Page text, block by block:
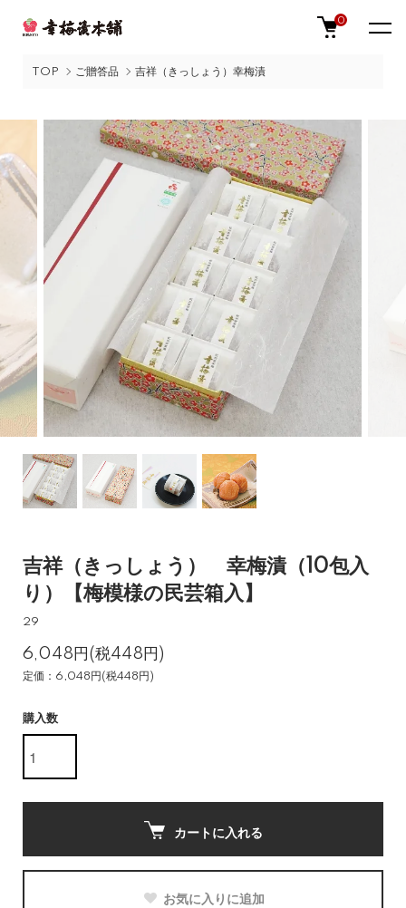
0
TOP ご贈答品 吉祥（きっしょう）幸梅漬
吉祥（きっしょう） 幸梅漬（10包入
り）【梅模様の民芸箱入】
29
6,048円(税448円)
定価：6,048円(税448円)
購入数
カートに入れる
お気に入りに追加